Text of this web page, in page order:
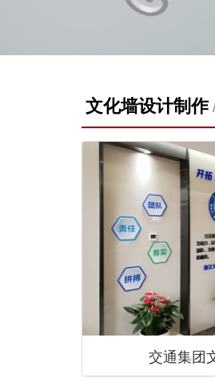
文化墙设计制作
交通集团